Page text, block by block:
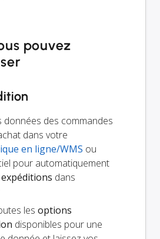
pouvez
données des commandes
dans votre
en ligne/WMS ou
pour automatiquement
dans
les options
disponibles pour une